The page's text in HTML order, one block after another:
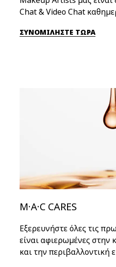
Chat & Video Chat
ΣΥΝΟΜΙΛΗΣΤΕ ΤΩΡΑ
M·A·C CARES
Εξερευνήστε όλες τις
είναι αφιερωμένες στην
και την περιβαλλοντική